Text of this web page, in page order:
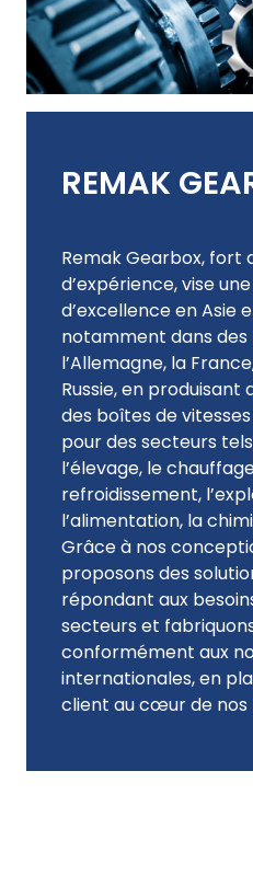
REMAK
Remak Gearbox, fort
d’expérience, vise
d’excellence en Asie
notamment dans des
l’Allemagne, la
Russie, en
des boîtes de
pour des secteurs
l’élevage, le
refroidissement,
l’alimentation, la
Grâce à nos
proposons des
répondant aux
secteurs et
conformément aux
internationales, en
client au cœur de nos